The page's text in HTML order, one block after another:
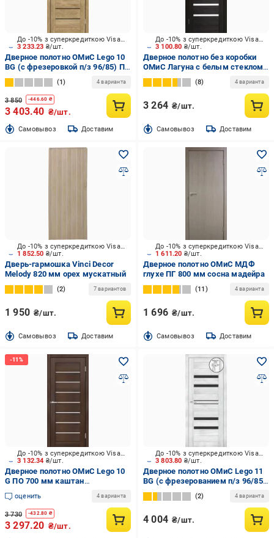
3 233.23 ₴/шт.
До -10% з суперкредиткою Visa Вигода
Дверное полотно ОМиС Lego 10
ВG (с фрезеровкой п/з 96/85) ПО
черное стекло 800 мм дуб
нэшвилл
1 4 варианта
3 850 -446.60 ₴
3 403.40 ₴/шт.
Cамовывоз Доставим
3 100.80 ₴/шт.
До -10% з суперкредиткою Visa Вигода
Дверное полотно без коробки
ОМиС Лагуна с белым стеклом
ПГО 800 мм венге
8 4 варианта
3 264 ₴/шт.
Cамовывоз Доставим
1 852.50 ₴/шт.
До -10% з суперкредиткою Visa Вигода
Дверь-гармошка Vinci Decor
Melody 820 мм орех мускатный
2 7 вариантов
1 950 ₴/шт.
Cамовывоз Доставим
1 611.20 ₴/шт.
До -10% з суперкредиткою Visa Вигода
Дверное полотно ОМиС МДФ
глухе ПГ 800 мм сосна мадейра
11 4 варианта
1 696 ₴/шт.
Cамовывоз Доставим
3 132.34 ₴/шт.
До -10% з суперкредиткою Visa Вигода
Дверное полотно ОМиС Lego 10
G ПО 700 мм каштан
европейский
оценить 4 варианта
3 730 -432.80 ₴
3 297.20 ₴/шт.
3 803.80 ₴/шт.
До -10% з суперкредиткою Visa Вигода
Дверное полотно ОМиС Lego 11
ВG (с фрезерованием п/з 96/85)
ПО черное стекло 800 мм клен
айс
2 4 варианта
4 004 ₴/шт.